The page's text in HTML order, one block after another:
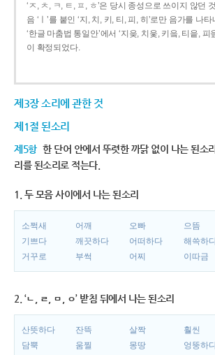
‘ㅈ, ㅊ, ㅋ, ㅌ, ㅍ, ㅎ’은 당시 종성으로 쓰이지 않던
음 ‘ㅣ’를 붙인 ‘지, 치, 키, 티, 피, 히’로만 음가를 나
‘한글 마춤법 통일안’에서 ‘지읒, 치읓, 키읔, 티읕, 피
이 확정되었다.
제3장 소리에 관한 것
제1절 된소리
제5항 한 단어 안에서 뚜렷한 까닭 없이 나는 된소
리를 된소리로 적는다.
1. 두 모음 사이에서 나는 된소리
소쩍새 어깨 오빠 으뜸
기쁘다
깨끗하다 어떠하다 해쓱하
거꾸로
부썩 어찌 이따금
2. ‘ㄴ, ㄹ, ㅁ, ㅇ’ 받침 뒤에서 나는 된소리
산뜻하다 잔뜩 살짝
훨씬
담뿍
움찔 몽땅 엉뚱하